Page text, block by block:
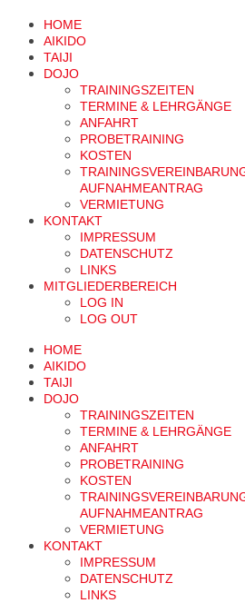
HOME
AIKIDO
TAIJI
DOJO
TRAININGSZEITEN
TERMINE & LEHRGÄNGE
ANFAHRT
PROBETRAINING
KOSTEN
AUFNAHMEANTRAG
VERMIETUNG
KONTAKT
IMPRESSUM
DATENSCHUTZ
LINKS
MITGLIEDERBEREICH
LOG IN
LOG OUT
HOME
AIKIDO
TAIJI
DOJO
TRAININGSZEITEN
TERMINE & LEHRGÄNGE
ANFAHRT
PROBETRAINING
KOSTEN
AUFNAHMEANTRAG
VERMIETUNG
KONTAKT
IMPRESSUM
DATENSCHUTZ
LINKS